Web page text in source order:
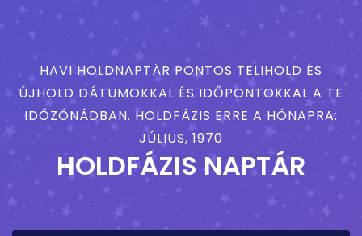
HAVI HOLDNAPTÁR PONTOS TELIHOLD ÉS
ÚJHOLD DÁTUMOKKAL ÉS IDŐPONTOKKAL A TE
IDŐZÓNÁDBAN. HOLDFÁZIS ERRE A HÓNAPRA:
JÚLIUS, 1970
HOLDFÁZIS NAPTÁR